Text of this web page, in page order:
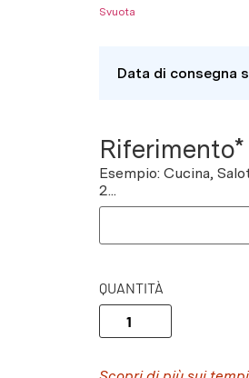
Svuota
Data di consegna
Riferimento*
Esempio: Cucina,
2...
QUANTITÀ